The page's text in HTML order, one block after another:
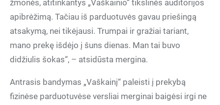
žmonės, atitinkantys „Vaškainio“ tikslinės auditorijos
apibrėžimą. Tačiau iš parduotuvės gavau priešingą
atsakymą, nei tikėjausi. Trumpai ir gražiai tariant,
mano prekę išdėjo į šuns dienas. Man tai buvo
didžiulis šokas“, – atsidūsta mergina.
Antrasis bandymas „Vaškainį“ paleisti į prekybą
fizinėse parduotuvėse versliai merginai baigėsi irgi ne